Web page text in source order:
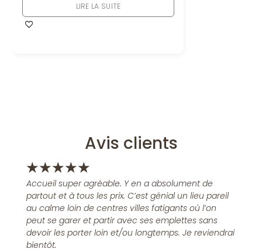
LIRE LA SUITE
Avis clients
★★★★★
Accueil super agréable. Y en a absolument de
partout et à tous les prix. C’est génial un lieu pareil
au calme loin de centres villes fatigants où l’on
peut se garer et partir avec ses emplettes sans
devoir les porter loin et/ou longtemps. Je reviendrai
bientôt.